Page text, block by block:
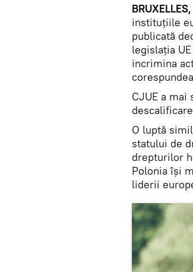
instituțiile
publicată
legislaţia
incrimina
CJUE a
O luptă
statului de
drepturilor
Polonia își
liderii